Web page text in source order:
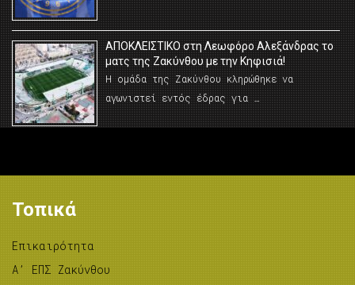
AΠΟΚΛΕΙΣΤΙΚΟ στη Λεωφόρο Αλεξάνδρας το
ματς της Ζακύνθου με την Κηφισιά!
Η ομάδα της Ζακύνθου κληρώθηκε να
αγωνιστεί εντός έδρας για …
Τοπικά
Επικαιρότητα
A’ ΕΠΣ Ζακύνθου